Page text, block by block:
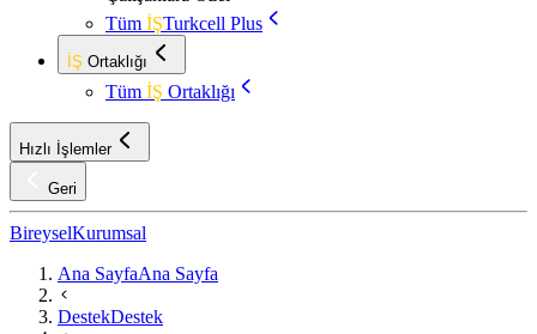
Tüm İŞTurkcell Plus
İŞ Ortaklığı
Tüm İŞ Ortaklığı
Hızlı İşlemler
Geri
BireyselKurumsal
Ana SayfaAna Sayfa
DestekDestek